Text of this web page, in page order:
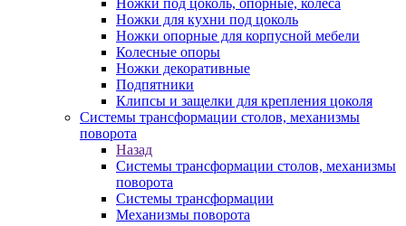
Ножки под цоколь, опорные, колеса
Ножки для кухни под цоколь
Ножки опорные для корпусной мебели
Колесные опоры
Ножки декоративные
Подпятники
Клипсы и защелки для крепления цоколя
Системы трансформации столов, механизмы
поворота
Назад
Системы трансформации столов, механизмы
поворота
Системы трансформации
Механизмы поворота